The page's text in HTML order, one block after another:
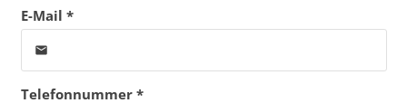
E-Mail *
email
Telefonnummer *